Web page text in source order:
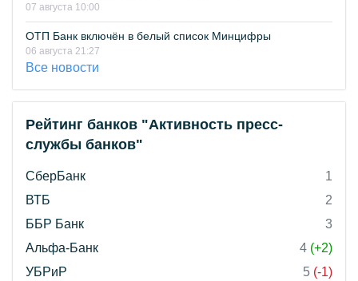
07 августа 10:00
ОТП Банк включён в белый список Минцифры
06 августа 21:27
Все новости
Рейтинг банков "Активность пресс-
службы банков"
СберБанк
1
ВТБ
2
ББР Банк
3
Альфа-Банк
4 (+2)
УБРиР
5 (-1)